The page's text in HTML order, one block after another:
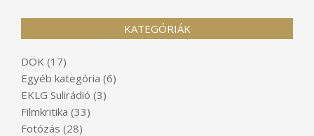
KATEGÓRIÁK
DÖK (17)
Egyéb kategória (6)
EKLG Sulirádió (3)
Filmkritika (33)
Fotózás (28)